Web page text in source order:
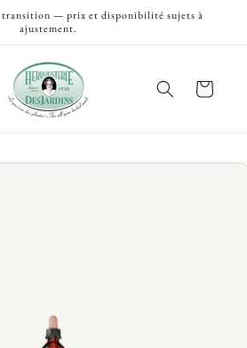
— prix et disponibilité sujets à
ajustement.
Panier